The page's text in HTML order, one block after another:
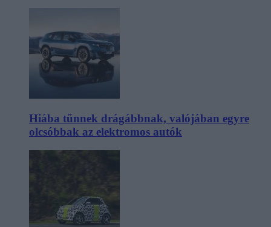
Hiába tűnnek drágábbnak, valójában egyre
olcsóbbak az elektromos autók